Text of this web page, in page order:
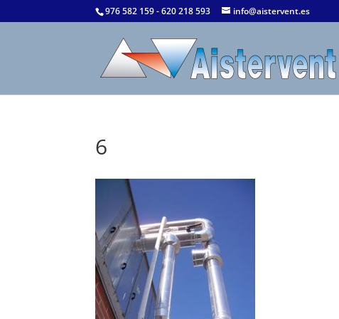
976 582 159 - 620 218 593 info@aistervent.es
6